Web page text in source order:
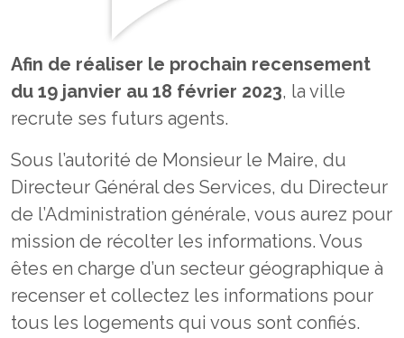
Afin de réaliser le prochain recensement
du 19 janvier au 18 février 2023, la ville
recrute ses futurs agents.
Sous l’autorité de Monsieur le Maire, du
Directeur Général des Services, du Directeur
de l’Administration générale, vous aurez pour
mission de récolter les informations. Vous
êtes en charge d’un secteur géographique à
recenser et collectez les informations pour
tous les logements qui vous sont confiés.